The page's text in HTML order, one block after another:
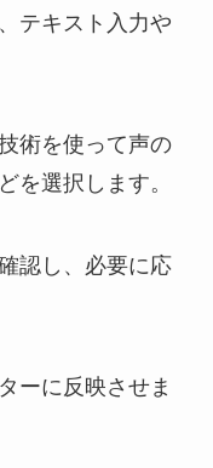
テキスト入力や
術を使って声の
を選択します。
認し、必要に応
ーに反映させま